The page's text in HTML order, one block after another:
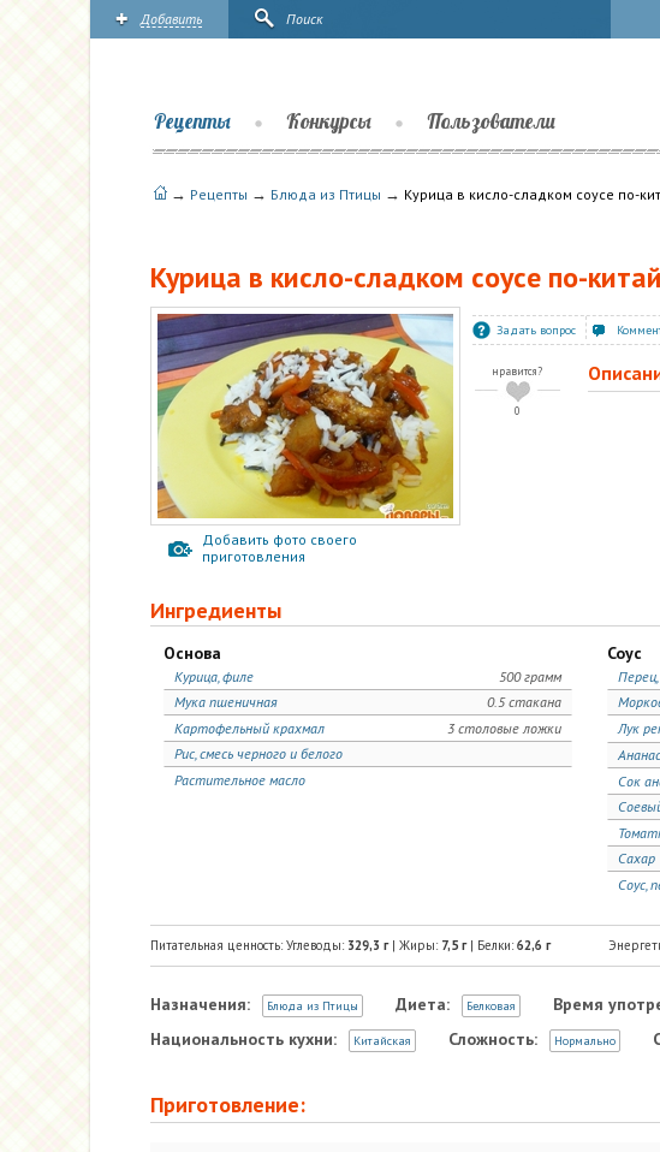
Добавить Поиск
Рецепты Конкурсы Пользователи
→ Рецепты → Блюда из Птицы → Курица в кисло-сладком соусе по-
Курица в кисло-сладком соусе по-
Добавить фото своего
приготовления
Задать вопрос
нравится?
0
Ингредиенты
Основа
500 грамм
Курица, филе
0.5 стакана
Мука пшеничная
3 столовые ложки
Картофельный крахмал
Рис, смесь черного и белого
Растительное масло
Соус
Лук
Сок
Сахар
Соус,
Питательная ценность: Углеводы: 329,3 г| Жиры: 7,5г| Белки: 62,6 г
Назначения: Блюда из Птицы Диета: Белковая Время
Национальность кухни: Китайская Сложность: Нормально
Приготовление: